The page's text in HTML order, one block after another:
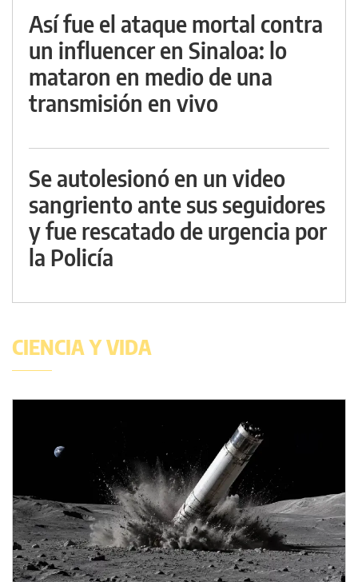
Así fue el ataque mortal contra
un influencer en Sinaloa: lo
mataron en medio de una
transmisión en vivo
Se autolesionó en un video
sangriento ante sus seguidores
y fue rescatado de urgencia por
la Policía
CIENCIA Y VIDA